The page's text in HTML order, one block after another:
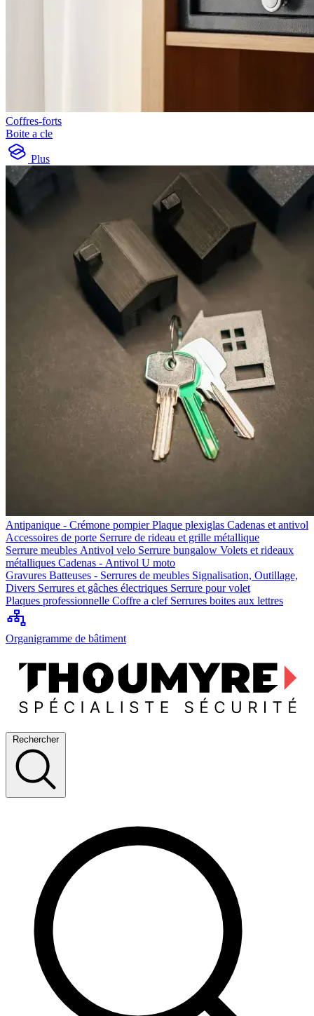
Coffres-forts
Boite a cle
Plus
Antipanique - Crémone pompierPlaque plexiglas Cadenas et antivol
Accessoires de porte Serrure de rideau et grille métallique
Serrure meubles Antivol velo Serrure bungalow Volets et rideaux
métalliques Cadenas - Antivol U moto
Gravures Batteuses - Serrures de meubles Signalisation, Outillage,
Divers Serrures et gâches électriques Serrure pour volet
Plaques professionnelle Coffre a clef Serrures boites aux lettres
Organigramme de bâtiment
Rechercher